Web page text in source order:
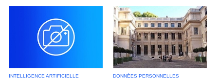
INTELLIGENCE ARTIFICIELLE DONNÉES PERSONNELLES